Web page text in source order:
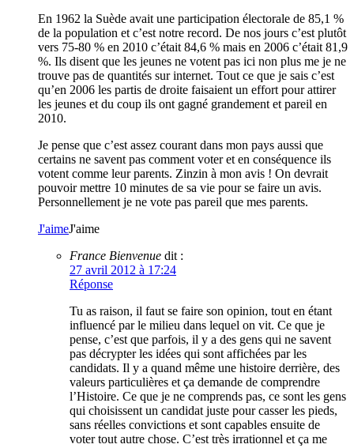
En 1962 la Suède avait une participation électorale de 85,1 %
de la population et c’est notre record. De nos jours c’est plutôt
vers 75-80 % en 2010 c’était 84,6 % mais en 2006 c’était 81,9
%. Ils disent que les jeunes ne votent pas ici non plus me je ne
trouve pas de quantités sur internet. Tout ce que je sais c’est
qu’en 2006 les partis de droite faisaient un effort pour attirer
les jeunes et du coup ils ont gagné grandement et pareil en
2010.
Je pense que c’est assez courant dans mon pays aussi que
certains ne savent pas comment voter et en conséquence ils
votent comme leur parents. Zinzin à mon avis ! On devrait
pouvoir mettre 10 minutes de sa vie pour se faire un avis.
Personnellement je ne vote pas pareil que mes parents.
J'aimeJ'aime
France Bienvenue dit :
27 avril 2012 à 17:24
Réponse
Tu as raison, il faut se faire son opinion, tout en étant
influencé par le milieu dans lequel on vit. Ce que je
pense, c’est que parfois, il y a des gens qui ne savent
pas décrypter les idées qui sont affichées par les
candidats. Il y a quand même une histoire derrière, des
valeurs particulières et ça demande de comprendre
l’Histoire. Ce que je ne comprends pas, ce sont les gens
qui choisissent un candidat juste pour casser les pieds,
sans réelles convictions et sont capables ensuite de
voter tout autre chose. C’est très irrationnel et ça me